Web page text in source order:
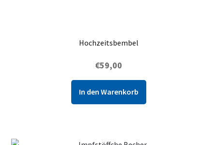
Hochzeitsbembel
€59,00
In den Warenkorb